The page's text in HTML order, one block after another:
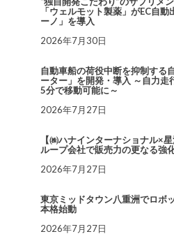
「ウェルモット製薬」がEC自
ーノ」を導入
2026年7月30日
自動車船の荷役中断を抑制する
ーター」を開発・導入 ～自力走
5分で移動可能に～
2026年7月27日
【㈱ハナインターナショナル×
ループ会社で販売力の更なる強
2026年7月27日
東京ミッドタウン八重洲でロボ
本格始動
2026年7月27日